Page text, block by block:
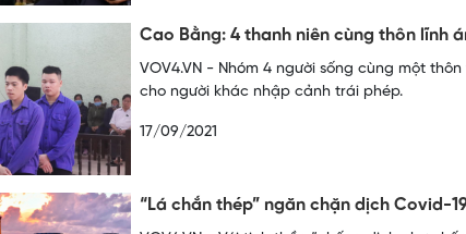
Cao Bằng: 4 thanh niên cùng thôn lĩnh
VOV4.VN - Nhóm 4 người sống cùng một
cho người khác nhập cảnh trái phép.
17/09/2021
“Lá chắn thép” ngăn chặn dịch Covid-